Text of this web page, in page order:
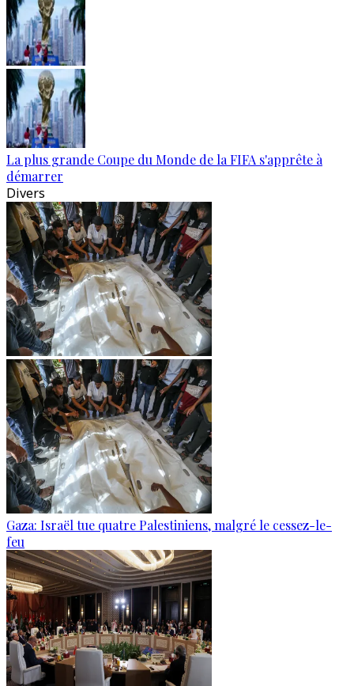
La plus grande Coupe du Monde de la FIFA s'apprête à
démarrer
Divers
Gaza: Israël tue quatre Palestiniens, malgré le cessez-le-
feu